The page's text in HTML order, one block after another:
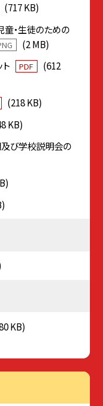
(717 KB)
・生徒のための
(2 MB)
PDF
(612
(218 KB)
KB)
及び学校説明会の
KB)